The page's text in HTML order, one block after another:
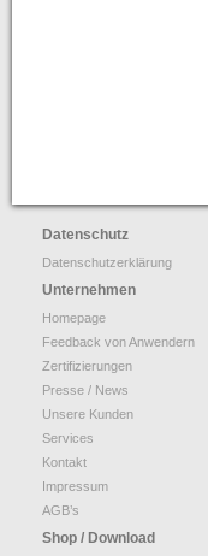
Datenschutz
Datenschutzerklärung
Unternehmen
Homepage
Feedback von Anwendern
Zertifizierungen
Presse / News
Unsere Kunden
Services
Kontakt
Impressum
AGB’s
Shop / Download